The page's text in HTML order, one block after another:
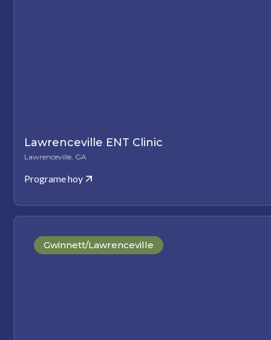
Lawrenceville ENT Clinic
Lawrenceville, GA
Programe hoy
Gwinnett/Lawrenceville